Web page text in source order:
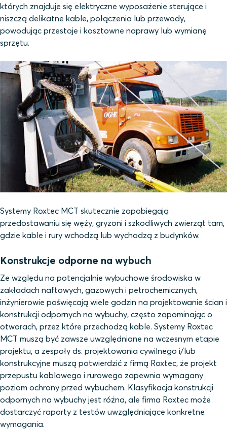
których znajduje się elektryczne wyposażenie sterujące i
niszczą delikatne kable, połączenia lub przewody,
powodując przestoje i kosztowne naprawy lub wymianę
sprzętu.
Systemy Roxtec MCT skutecznie zapobiegają
przedostawaniu się węży, gryzoni i szkodliwych zwierząt tam,
gdzie kable i rury wchodzą lub wychodzą z budynków.
Konstrukcje odporne na wybuch
Ze względu na potencjalnie wybuchowe środowiska w
zakładach naftowych, gazowych i petrochemicznych,
inżynierowie poświęcają wiele godzin na projektowanie ścian i
konstrukcji odpornych na wybuchy, często zapominając o
otworach, przez które przechodzą kable. Systemy Roxtec
MCT muszą być zawsze uwzględniane na wczesnym etapie
projektu, a zespoły ds. projektowania cywilnego i/lub
konstrukcyjne muszą potwierdzić z firmą Roxtec, że projekt
przepustu kablowego i rurowego zapewnia wymagany
poziom ochrony przed wybuchem. Klasyfikacja konstrukcji
odpornych na wybuchy jest różna, ale firma Roxtec może
dostarczyć raporty z testów uwzględniające konkretne
wymagania.